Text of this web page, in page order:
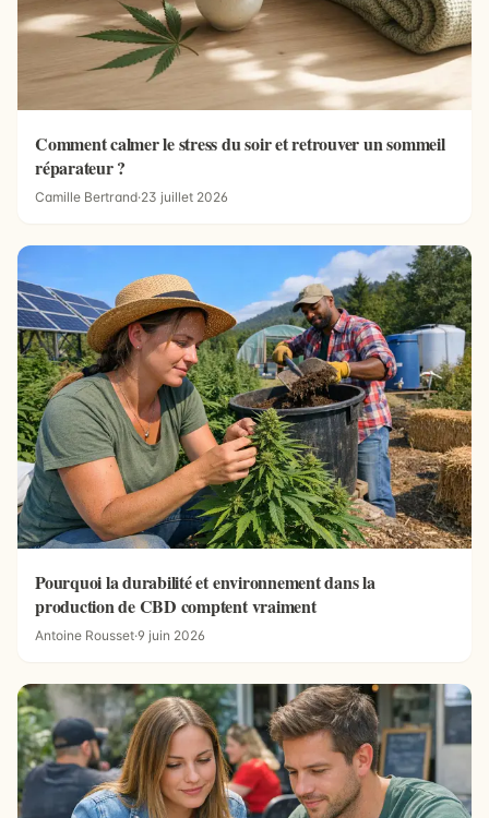
Comment calmer le stress du soir et retrouver un sommeil
réparateur ?
Camille Bertrand·23 juillet 2026
Pourquoi la durabilité et environnement dans la
production de CBD comptent vraiment
Antoine Rousset·9 juin 2026